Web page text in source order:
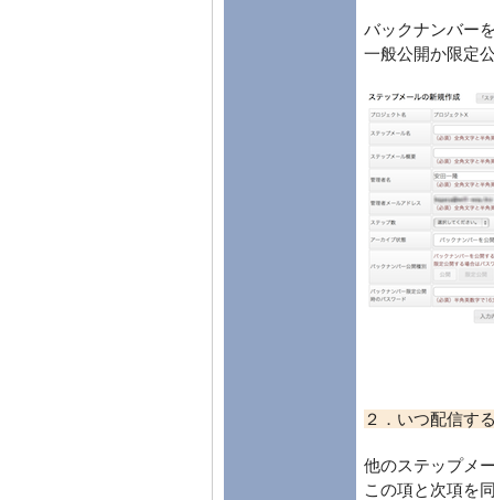
バックナンバー
一般公開か限定
２．いつ配信す
他のステップメ
この項と次項を